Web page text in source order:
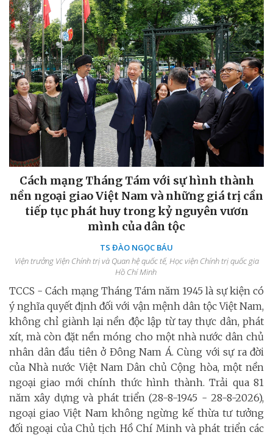
Cách mạng Tháng Tám với sự hình thành
nền ngoại giao Việt Nam và những giá trị cần
tiếp tục phát huy trong kỷ nguyên vươn
mình của dân tộc
TS ĐÀO NGỌC BÁU
Viện trưởng Viện Chính trị và Quan hệ quốc tế, Học viện Chính trị quốc gia
Hồ Chí Minh
TCCS - Cách mạng Tháng Tám năm 1945 là sự kiện có
ý nghĩa quyết định đối với vận mệnh dân tộc Việt Nam,
không chỉ giành lại nền độc lập từ tay thực dân, phát
xít, mà còn đặt nền móng cho một nhà nước dân chủ
nhân dân đầu tiên ở Đông Nam Á. Cùng với sự ra đời
của Nhà nước Việt Nam Dân chủ Cộng hòa, một nền
ngoại giao mới chính thức hình thành. Trải qua 81
năm xây dựng và phát triển (28-8-1945 - 28-8-2026),
ngoại giao Việt Nam không ngừng kế thừa tư tưởng
đối ngoại của Chủ tịch Hồ Chí Minh và phát triển các